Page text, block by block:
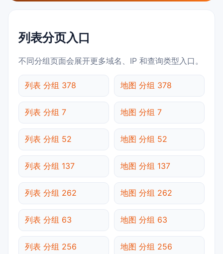
列表分页入口
不同分组页面会展开更多域名、IP 和查询类型入口。
列表 分组 378 地图 分组 378
列表 分组 7 地图 分组 7
列表 分组 52 地图 分组 52
列表 分组 137 地图 分组 137
列表 分组 262 地图 分组 262
列表 分组 63 地图 分组 63
列表 分组 256 地图 分组 256